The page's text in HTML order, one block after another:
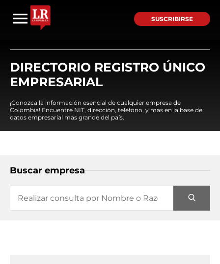
SUSCRIBIRSE
DIRECTORIO REGISTRO ÚNICO
EMPRESARIAL
¡Conozca la información esencial de cualquier empresa de
Colombia! Encuentre NIT, dirección, teléfono, y mas en la base de
datos empresarial mas grande del país.
Buscar empresa